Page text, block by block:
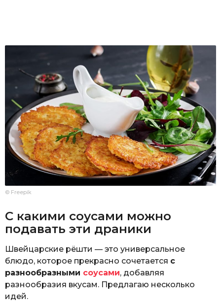
© Freepik
С какими соусами можно
подавать эти драники
Швейцарские рёшти — это универсальное
блюдо, которое прекрасно сочетается с
разнообразными соусами, добавляя
разнообразия вкусам. Предлагаю несколько
идей.